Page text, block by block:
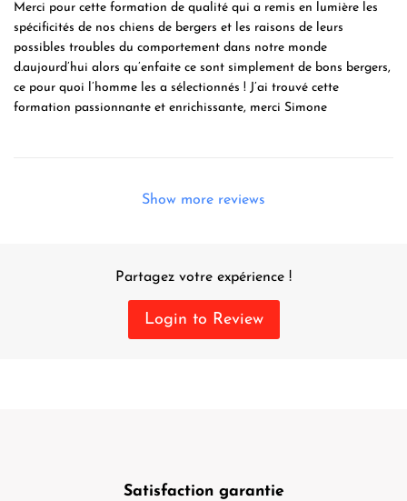
Merci pour cette formation de qualité qui a remis en lumière les
spécificités de nos chiens de bergers et les raisons de leurs
possibles troubles du comportement dans notre monde
d.aujourd’hui alors qu’enfaite ce sont simplement de bons bergers,
ce pour quoi l’homme les a sélectionnés ! J’ai trouvé cette
formation passionnante et enrichissante, merci Simone
Show more reviews
Partagez votre expérience !
Login to Review
Satisfaction garantie